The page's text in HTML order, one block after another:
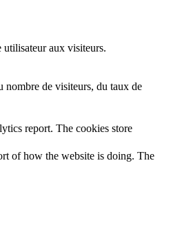
aux visiteurs.
nombre de visiteurs, du taux de
report. The cookies store
of how the website is doing. The